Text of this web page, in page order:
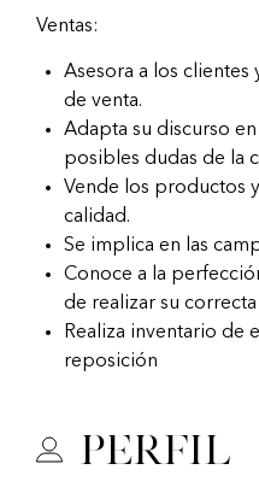
Ventas:
Asesora a los clientes
de venta.
Adapta su discurso
posibles dudas de la
Vende los productos
calidad.
Se implica en las
Conoce a la
de realizar su
Realiza inventario de
reposición
Perfil